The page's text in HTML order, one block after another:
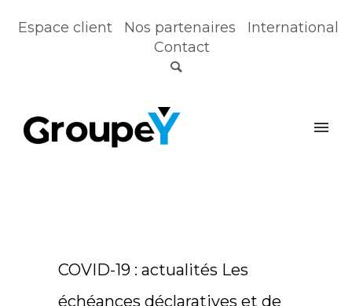
Espace client Nos partenaires
International
Contact
COVID-19 : actualités Les
échéances déclaratives et de